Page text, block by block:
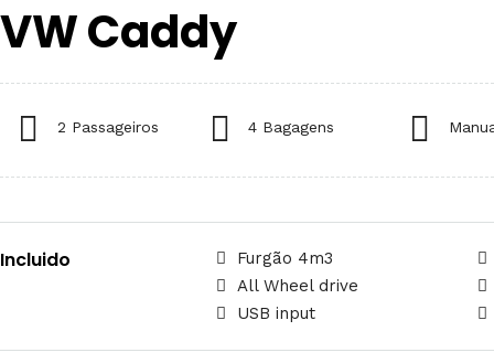
VW Caddy
2 Passageiros 4 Bagagens
Incluido
Furgão 4m3
All Wheel drive
USB input